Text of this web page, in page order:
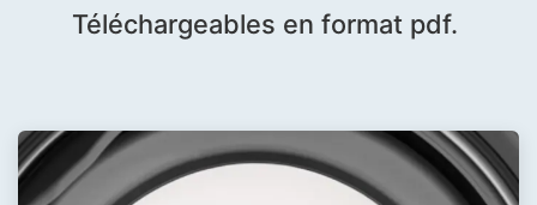
Téléchargeables en format pdf.